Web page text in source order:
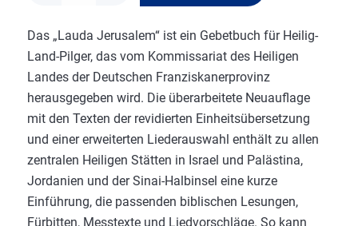
Das „Lauda Jerusalem“ ist ein Gebetbuch für Heilig-
Land-Pilger, das vom Kommissariat des Heiligen
Landes der Deutschen Franziskanerprovinz
herausgegeben wird. Die überarbeitete Neuauflage
mit den Texten der revidierten Einheitsübersetzung
und einer erweiterten Liederauswahl enthält zu allen
zentralen Heiligen Stätten in Israel und Palästina,
Jordanien und der Sinai-Halbinsel eine kurze
Einführung, die passenden biblischen Lesungen,
Fürbitten, Messtexte und Liedvorschläge. So kann